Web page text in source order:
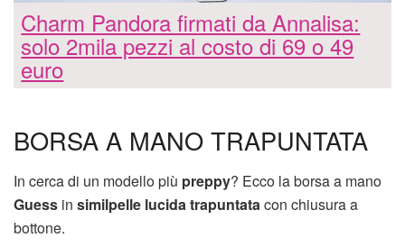
Charm Pandora firmati da Annalisa:
solo 2mila pezzi al costo di 69 o 49
euro
BORSA A MANO TRAPUNTATA
In cerca di un modello più preppy? Ecco la borsa a mano
Guess in similpelle lucida trapuntatacon chiusura a
bottone.